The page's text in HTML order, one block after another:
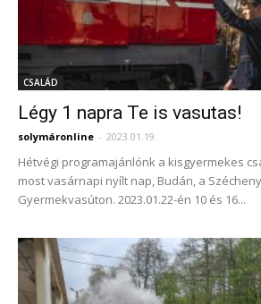
CSALÁD
Légy 1 napra Te is vasutas!
solymáronline - 2023.01.19.
Hétvégi programajánlónk a kisgyermekes
most vasárnapi nyílt nap, Budán, a
Gyermekvasúton. 2023.01.22-én 10 és 16...